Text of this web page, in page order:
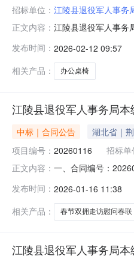
招标单位： 江陵县退役军人事务
正文内容： 江陵县退役军人事务
采购内容:办公桌椅
相关采
发布时间： 2026-02-12 09:57
相关产品：
办公桌椅
江陵县退役军人事务局本
中标｜合同公告 湖北省｜
项目编号： 20260116 招标单
正文内容： 一、合同编号：
称：春联规格型号（
发布时间： 2026-01-16 11:38
相关产品：
春节双拥走访慰问春联
江陵县退役军人事务局